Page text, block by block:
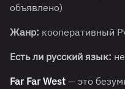
объявлено)
Жанр: кооперативный
Есть ли русский язык:
Far Far West — это